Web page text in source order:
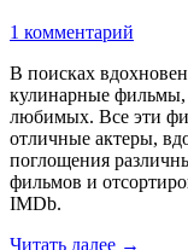
1 комментарий
В поисках
кулинарные фильмы,
любимых. Все эти
отличные актеры,
поглощения
фильмов и
IMDb.
Читать далее →